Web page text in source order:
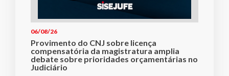
06/08/26
Provimento do CNJ sobre licença
compensatória da magistratura amplia
debate sobre prioridades orçamentárias no
Judiciário